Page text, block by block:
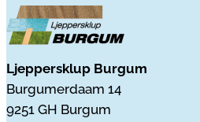
Ljeppersklup Burgum
Burgumerdaam 14
9251 GH Burgum